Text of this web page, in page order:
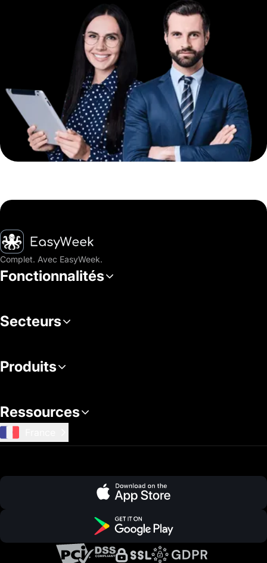
Accueil
Complet. Avec EasyWeek.
Fonctionnalités
Secteurs
Produits
Ressources